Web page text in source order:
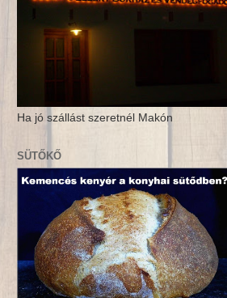
Ha jó szállást szeretnél Makón
SÜTŐKŐ